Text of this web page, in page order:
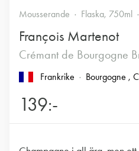
Mousserande Flaska, 750ml
François Martenot
Crémant de Bourgogne
Frankrike Bourgogne ,
139:-